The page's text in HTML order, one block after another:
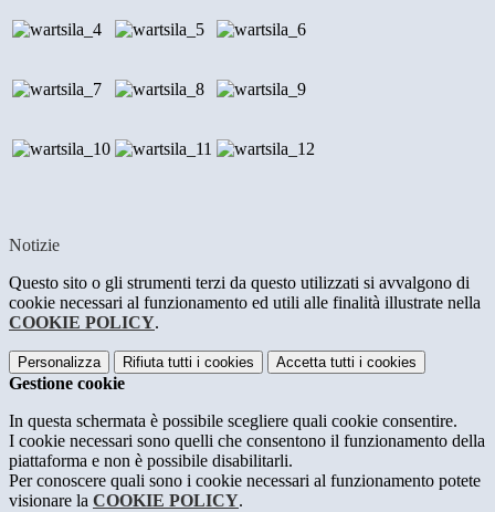
Notizie
Questo sito o gli strumenti terzi da questo utilizzati si avvalgono di
cookie necessari al funzionamento ed utili alle finalità illustrate nella
COOKIE POLICY.
Personalizza Rifiuta tutti i cookies Accetta tutti i cookies
Gestione cookie
In questa schermata è possibile scegliere quali cookie consentire.
I cookie necessari sono quelli che consentono il funzionamento della
piattaforma e non è possibile disabilitarli.
Per conoscere quali sono i cookie necessari al funzionamento potete
visionare la COOKIE POLICY.